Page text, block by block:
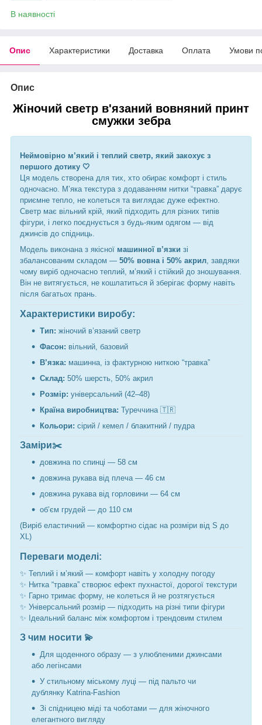
В наявності
Опис Характеристики Доставка Оплата Умови
Опис
Жіночий светр в'язаний вовняний принт
смужки зебра
Неймовірно м’який і теплий светр, який закохує з
першого дотику 🤍
Ця модель створена для тих, хто обирає комфорт і стиль
одночасно. М’яка текстура з додаванням нитки “травка” дарує
приємне тепло, не колеться та виглядає дуже ефектно.
Светр має вільний крій, який підходить для різних типів
фігури, і легко поєднується з будь-яким одягом — від
джинсів до спідниць.
Модель виконана з якісної машинної в’язки зі
збалансованим складом — 50% вовна і 50% акрил, завдяки
чому виріб одночасно теплий, м’який і стійкий до зношування.
Він не витягується, не кошлатиться й зберігає форму навіть
після багатьох прань.
Характеристики виробу:
Тип: жіночий в’язаний светр
Фасон: вільний, базовий
В’язка: машинна, із фактурною ниткою “травка”
Склад: 50% шерсть, 50% акрил
Розмір: універсальний (42–48)
Країна виробництва: Туреччина 🇹🇷
Кольори: сірий / кемел / блакитний / пудра
Заміри✂️
довжина по спинці — 58 см
довжина рукава від плеча — 46 см
довжина рукава від горловини — 64 см
об’єм грудей — до 110 см
(Виріб еластичний — комфортно сідає на розміри від S до
XL)
Переваги моделі:
✨ Теплий і м’який — комфорт навіть у холодну погоду
✨ Нитка “травка” створює ефект пухнастої, дорогої текстури
✨ Гарно тримає форму, не колеться й не розтягується
✨ Універсальний розмір — підходить на різні типи фігури
✨ Ідеальний баланс між комфортом і трендовим стилем
З чим носити 💫
Для щоденного образу — з улюбленими джинсами
або легінсами
У стильному міському луці — під пальто чи
дублянку Katrina-Fashion
Зі спідницею міді та чоботами — для жіночного
елегантного вигляду